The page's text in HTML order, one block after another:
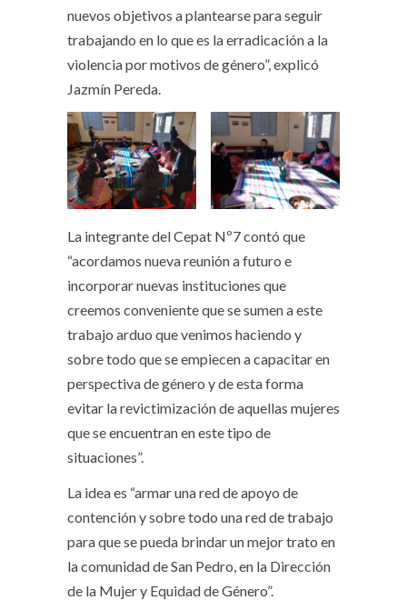
nuevos objetivos a plantearse para seguir
trabajando en lo que es la erradicación a la
violencia por motivos de género”, explicó
Jazmín Pereda.
La integrante del Cepat Nº7 contó que
“acordamos nueva reunión a futuro e
incorporar nuevas instituciones que
creemos conveniente que se sumen a este
trabajo arduo que venimos haciendo y
sobre todo que se empiecen a capacitar en
perspectiva de género y de esta forma
evitar la revictimización de aquellas mujeres
que se encuentran en este tipo de
situaciones”.
La idea es “armar una red de apoyo de
contención y sobre todo una red de trabajo
para que se pueda brindar un mejor trato en
la comunidad de San Pedro, en la Dirección
de la Mujer y Equidad de Género”.